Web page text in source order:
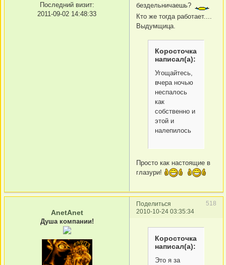
Последний визит:
2011-09-02 14:48:33
бездельничаешь?
Кто же тогда работает....
Выдумщица.
Коросточка
написал(а):
Угощайтесь,
вчера ночью
неспалось
как
собственно и
этой и
налепилось
Просто как настоящие в
глазури!
Поделиться
518
2010-10-24 03:35:34
AnetAnet
Душа компании!
Коросточка
написал(а):
Это я за